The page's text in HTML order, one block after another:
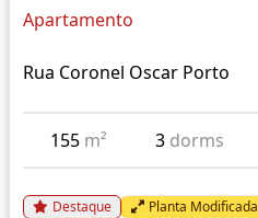
Apartamento
Rua Coronel Oscar Porto
155 m² 3 dorms
Destaque Planta Modificada